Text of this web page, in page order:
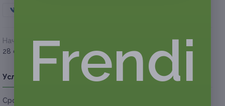
Начало действия
28 сентября 2018 г.
20 ноября 2018 г.
Условия Гарантии Адреса Вопросы
Срок действия сертификатов:
Frendi